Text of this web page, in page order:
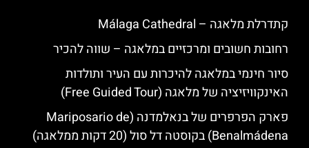
קתדרלת מלאגה – Málaga Cathedral
רחובות חשובים ומרכזיים במלאגה – שווה להכיר
סיור חינמי במלאגה להיכרות עם העיר ותולדות
האינקוויזיציה של מלאגה (Free Guided Tour)
פארק הפרפרים של בנאלמדנה (Mariposario de
Benalmádena) בקוסטה דל סול (20 דקות ממלאגה)